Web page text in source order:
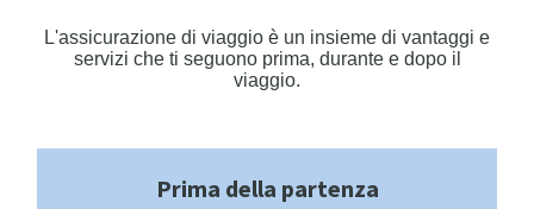
L'assicurazione di viaggio è un insieme di vantaggi e
servizi che ti seguono prima, durante e dopo il
viaggio.
Prima della partenza